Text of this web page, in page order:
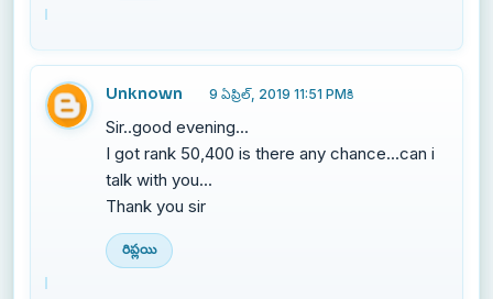
Unknown 9 ఏప్రిల్, 2019 11:51 PMకి
Sir..good evening...
I got rank 50,400 is there any chance...can i
talk with you...
Thank you sir
రిప్లయి